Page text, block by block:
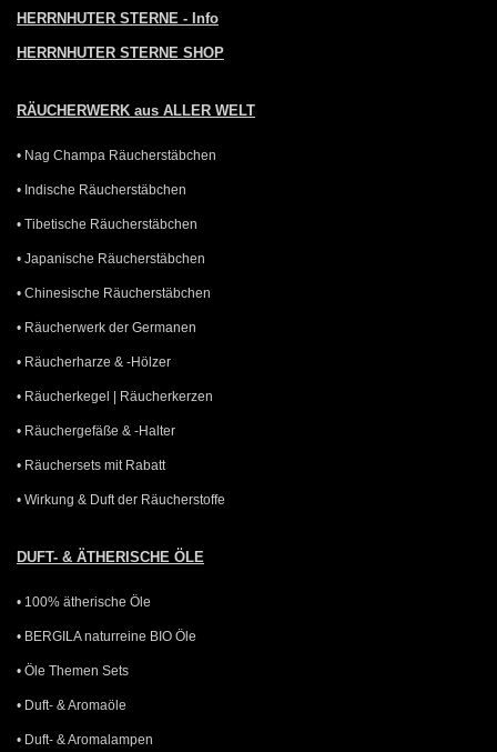
HERRNHUTER STERNE - Info
HERRNHUTER STERNE SHOP
RÄUCHERWERK aus ALLER WELT
• Nag Champa Räucherstäbchen
• Indische Räucherstäbchen
• Tibetische Räucherstäbchen
• Japanische Räucherstäbchen
• Chinesische Räucherstäbchen
• Räucherwerk der Germanen
• Räucherharze & -Hölzer
• Räucherkegel | Räucherkerzen
• Räuchergefäße & -Halter
• Räuchersets mit Rabatt
• Wirkung & Duft der Räucherstoffe
DUFT- & ÄTHERISCHE ÖLE
• 100% ätherische Öle
• BERGILA naturreine BIO Öle
• Öle Themen Sets
• Duft- & Aromaöle
• Duft- & Aromalampen